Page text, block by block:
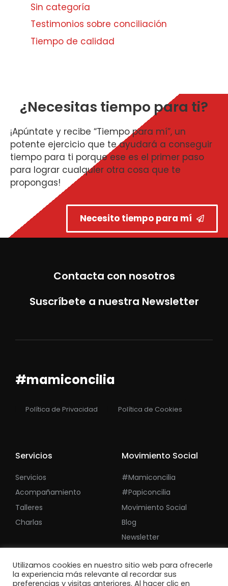
Sin categoría
Testimonios sobre conciliación
Tiempo de calidad
¿Necesitas tiempo para ti?
¡Apúntate y recibe “Tiempo para mí”, un
potente ejercicio que te ayudará a conseguir
tiempo para ti porque ese es el primer paso
para lograr cualquier otra cosa que te
propongas!
Necesito tiempo para mí
Contacta con nosotros
Suscríbete a nuestra Newsletter
#mamiconcilia
Política de Privacidad Política de Cookies
Servicios
Servicios
Acompañamiento
Talleres
Charlas
Movimiento Social
#mamiconcilia
#papiconcilia
Movimiento Social
Blog
Newsletter
Utilizamos cookies en nuestro sitio web para ofrecerle
la experiencia más relevante al recordar sus
preferencias y visitas anteriores. Al hacer clic en